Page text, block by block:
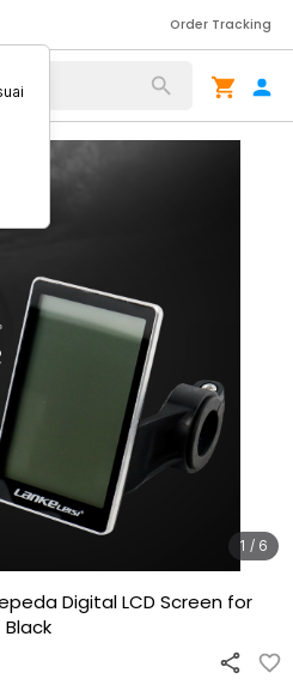
Order Tracking
1 / 6
Digital LCD Screen for
Black